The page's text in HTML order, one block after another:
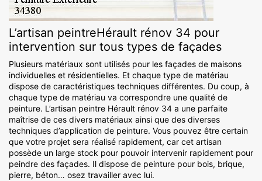
L’artisan peintreHérault rénov 34 pour
intervention sur tous types de façades
Plusieurs matériaux sont utilisés pour les façades de maisons
individuelles et résidentielles. Et chaque type de matériau
dispose de caractéristiques techniques différentes. Du coup, à
chaque type de matériau va correspondre une qualité de
peinture. L’artisan peintre Hérault rénov 34 a une parfaite
maîtrise de ces divers matériaux ainsi que des diverses
techniques d’application de peinture. Vous pouvez être certain
que votre projet sera réalisé rapidement, car cet artisan
possède un large stock pour pouvoir intervenir rapidement pour
peindre des façades. Il dispose de peinture pour bois, brique,
pierre, béton… osez travailler avec lui.